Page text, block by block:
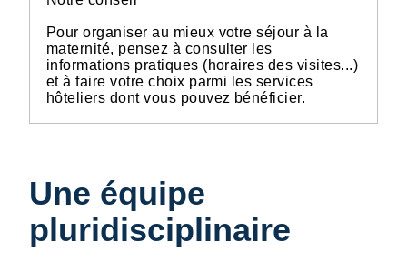
Pour organiser au mieux votre séjour à la
maternité, pensez à consulter les
informations pratiques (horaires des visites...)
et à faire votre choix parmi les services
hôteliers dont vous pouvez bénéficier.
Une équipe
pluridisciplinaire